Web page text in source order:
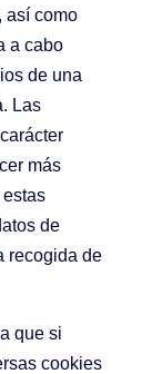
así como
a cabo
de una
Las
más
de
recogida de
que si
cookies